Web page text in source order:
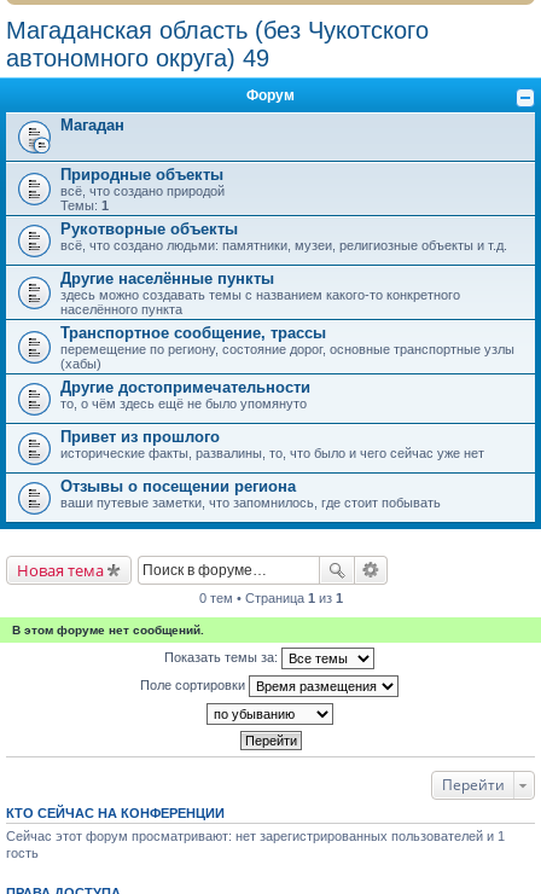
Магаданская область (без Чукотского
автономного округа) 49
Форум
Магадан
Природные объекты
всё, что создано природой
Темы: 1
Рукотворные объекты
всё, что создано людьми: памятники, музеи, религиозные объекты и т.д.
Другие населённые пункты
здесь можно создавать темы с названием какого-то конкретного
населённого пункта
Транспортное сообщение, трассы
перемещение по региону, состояние дорог, основные транспортные узлы
(хабы)
Другие достопримечательности
то, о чём здесь ещё не было упомянуто
Привет из прошлого
исторические факты, развалины, то, что было и чего сейчас уже нет
Отзывы о посещении региона
ваши путевые заметки, что запомнилось, где стоит побывать
Новая тема
0 тем • Страница 1 из 1
В этом форуме нет сообщений.
Показать темы за:
Поле сортировки
Перейти
КТО СЕЙЧАС НА КОНФЕРЕНЦИИ
Сейчас этот форум просматривают: нет зарегистрированных пользователей и 1
гость